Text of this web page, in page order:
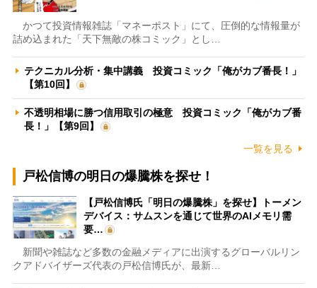
かつて投資情報雑誌「マネーポスト」にて、圧倒的な情報量が
詰め込まれた「天下無敵の株コミック」とし…
テクニカル分析・集中講義 投資コミック「俺がカブ番長！」
【第10回】
不透明相場に勝つ信用取引の極意 投資コミック「俺がカブ番
長！」【第9回】
一覧を見る
戸松信博の明日の爆騰株を探せ！
【戸松信博氏「明日の爆騰株」を探せ】トーメン
デバイス：サムスンを通じて世界のAIメモリ需
要…
新聞や雑誌など多数の金融メディアに出演するグローバルリン
クアドバイザーズ代表の戸松信博氏が、最新…